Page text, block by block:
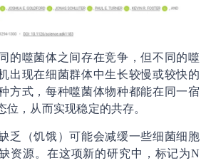
的噬菌体之间存在竞争，但不同的噬
出现在细菌群体中生长较慢或较快的
方式，每种噬菌体物种都能在同一宿
位，从而实现稳定的共存。
乏（饥饿）可能会减缓一些细菌细胞
资源。在这项新的研究中，标记为N